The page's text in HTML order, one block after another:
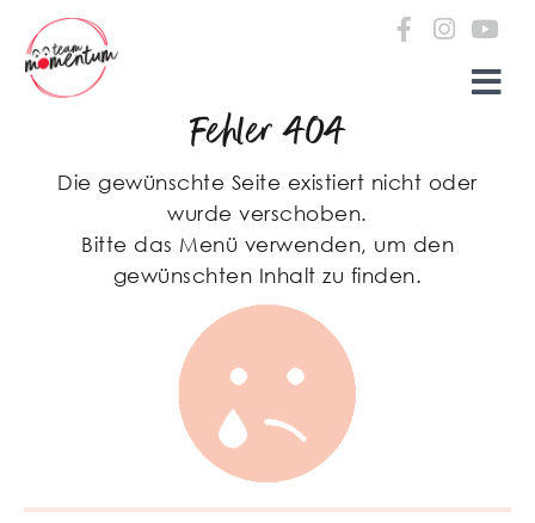
Zum Inhalt springen
Fehler 404
Die gewünschte Seite existiert nicht oder
wurde verschoben.
Bitte das Menü verwenden, um den
gewünschten Inhalt zu finden.